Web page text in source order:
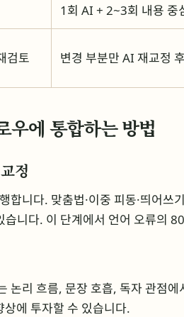
1회 AI + 2~3회 내용 중
검토 변경 부분만 AI 재교정
우에 통합하는 방법
정
니다. 맞춤법·이중 피동·띄어쓰
니다. 이 단계에서 언어 오류의
논리 흐름, 문장 호흡, 독자 관점
에 투자할 수 있습니다.